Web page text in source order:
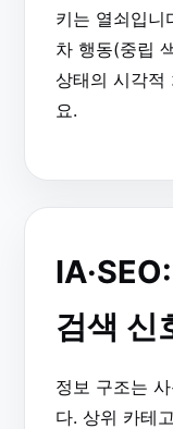
키는 열쇠입니
차 행동(중립
상태의 시각적
요.
검색 신
정보 구조는
다. 상위 카테